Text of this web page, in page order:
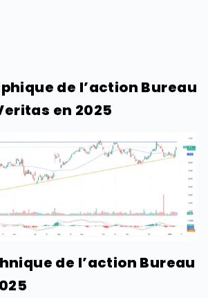
de l’action Bureau
en 2025
de l’action Bureau